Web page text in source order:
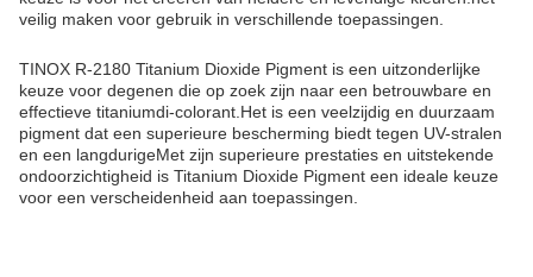
veilig maken voor gebruik in verschillende toepassingen.
TINOX R-2180 Titanium Dioxide Pigment is een uitzonderlijke
keuze voor degenen die op zoek zijn naar een betrouwbare en
effectieve titaniumdi-colorant.Het is een veelzijdig en duurzaam
pigment dat een superieure bescherming biedt tegen UV-stralen
en een langdurigeMet zijn superieure prestaties en uitstekende
ondoorzichtigheid is Titanium Dioxide Pigment een ideale keuze
voor een verscheidenheid aan toepassingen.